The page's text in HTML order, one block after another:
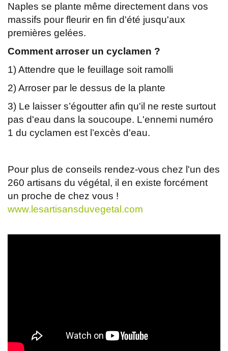
Naples se plante même directement dans vos
massifs pour fleurir en fin d'été jusqu'aux
premières gelées.
Comment arroser un cyclamen ?
1) Attendre que le feuillage soit ramolli
2) Arroser par le dessus de la plante
3) Le laisser s’égoutter afin qu'il ne reste surtout
pas d'eau dans la soucoupe. L'ennemi numéro
1 du cyclamen est l’excès d'eau.
Pour plus de conseils rendez-vous chez l'un des
260 artisans du végétal, il en existe forcément
un proche de chez vous !
www.lesartisansduvegetal.com